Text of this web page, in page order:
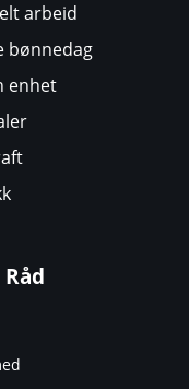
arbeid
bønnedag
enhet